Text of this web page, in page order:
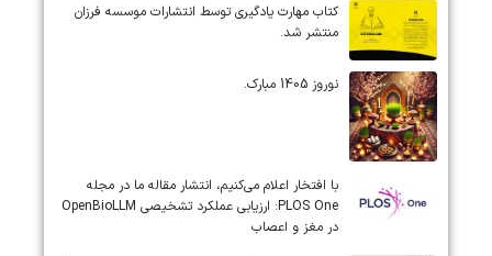
کتاب مهارت یادگیری توسط انتشارات موسسه فرزان
منتشر شد.
نوروز 1405 مبارک.
‏‏‏با افتخار اعلام می‌کنیم، انتشار مقاله ما در مجله
‎PLOS One‎: ارزیابی عملکرد تشخیصی ‎OpenBioLLM‎
در مغز و اعصاب